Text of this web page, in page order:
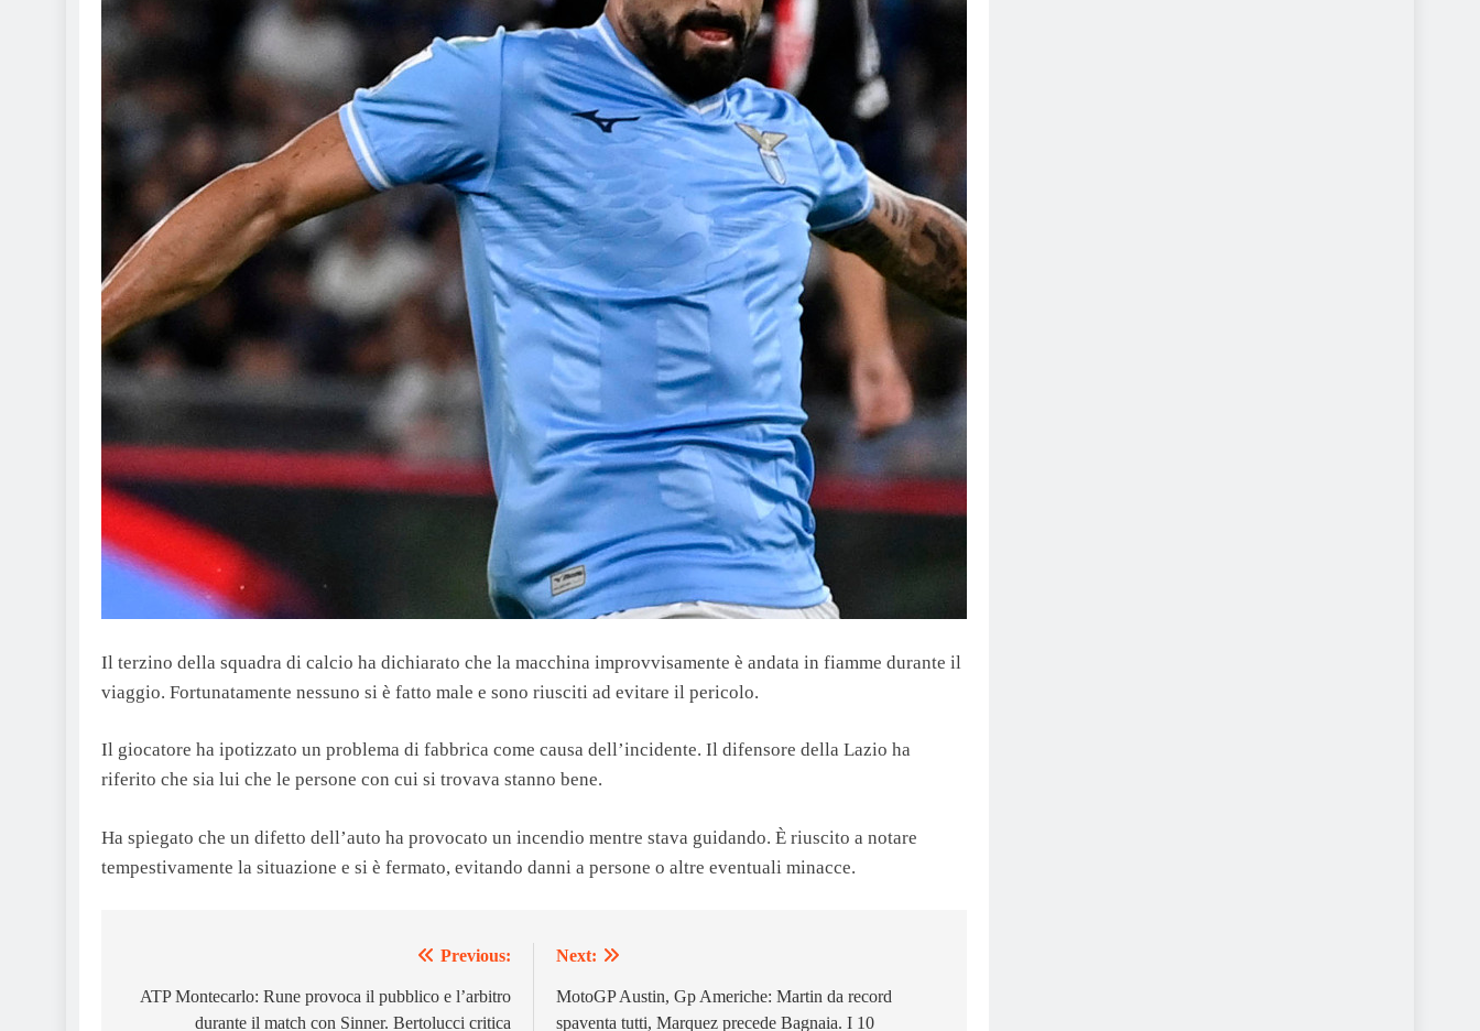
Il terzino della squadra di calcio ha dichiarato che la macchina improvvisamente è andata in fiamme durante il
viaggio. Fortunatamente nessuno si è fatto male e sono riusciti ad evitare il pericolo.
Il giocatore ha ipotizzato un problema di fabbrica come causa dell’incidente. Il difensore della Lazio ha
riferito che sia lui che le persone con cui si trovava stanno bene.
Ha spiegato che un difetto dell’auto ha provocato un incendio mentre stava guidando. È riuscito a notare
tempestivamente la situazione e si è fermato, evitando danni a persone o altre eventuali minacce.
navigation
Previous:
ATP Montecarlo: Rune provoca il pubblico e l’arbitro
durante il match con Sinner. Bertolucci critica
Next:
MotoGP Austin, Gp Americhe: Martin da record
spaventa tutti, Marquez precede Bagnaia. I 10